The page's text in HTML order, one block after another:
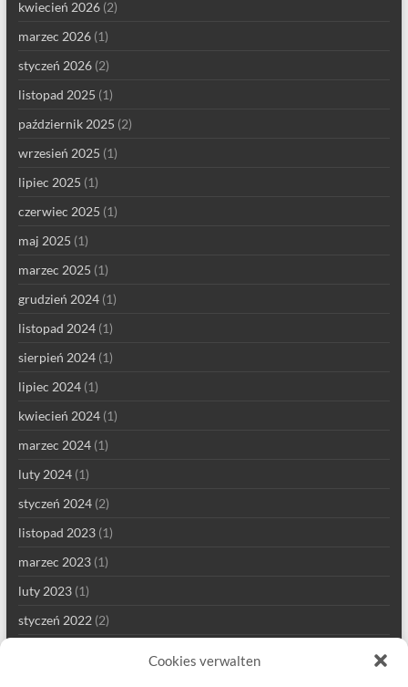
Cookies verwalten
kwiecień 2026(2)
marzec 2026(1)
styczeń 2026(2)
listopad 2025 (1)
październik 2025 (2)
wrzesień 2025 (1)
lipiec 2025 (1)
czerwiec 2025 (1)
maj 2025 (1)
marzec 2025 (1)
grudzień 2024(1)
listopad 2024(1)
sierpień 2024(1)
lipiec 2024(1)
kwiecień 2024(1)
marzec 2024(1)
luty 2024(1)
styczeń 2024(2)
listopad 2023(1)
marzec 2023(1)
luty 2023(1)
styczeń 2022(2)